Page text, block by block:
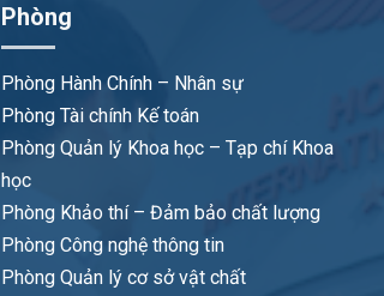
Phòng
Phòng Hành Chính – Nhân sự
Phòng Tài chính Kế toán
Phòng Quản lý Khoa học – Tạp chí Khoa
học
Phòng Khảo thí – Đảm bảo chất lượng
Phòng Công nghệ thông tin
Phòng Quản lý cơ sở vật chất